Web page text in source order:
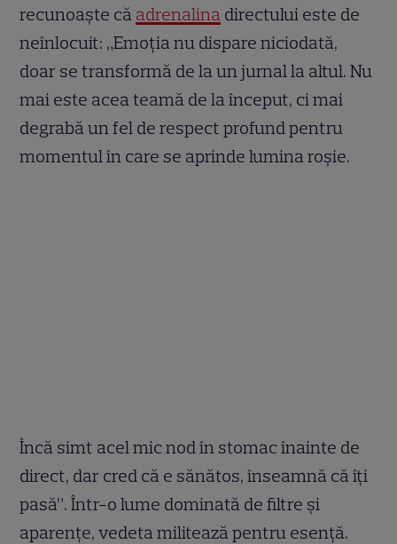
recunoaște că adrenalina directului este de
neînlocuit: „Emoţia nu dispare niciodată,
doar se transformă de la un jurnal la altul. Nu
mai este acea teamă de la început, ci mai
degrabă un fel de respect profund pentru
momentul în care se aprinde lumina roşie.
Încă simt acel mic nod în stomac înainte de
direct, dar cred că e sănătos, înseamnă că îţi
pasă”. Într-o lume dominată de filtre și
aparențe, vedeta militează pentru esență.